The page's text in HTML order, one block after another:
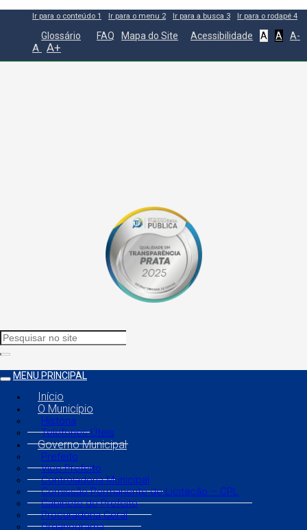
Ir para o conteúdo 1 Ir para o menu 2 Ir para a busca 3 Ir para o rodapé 4
Glossário FAQ Mapa do Site Acessibilidade A A A-
A A+
MENU PRINCIPAL
Início
O Município
História
Telefones Úteis
Governo Municipal
Prefeito
Vice Prefeito
Controladoria Municipal
Comissão Permanente de Licitação – CPL
Gabinete do Prefeito
Procuradoria Geral
Organograma